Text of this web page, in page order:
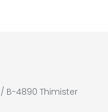
/ B-4890 Thimister